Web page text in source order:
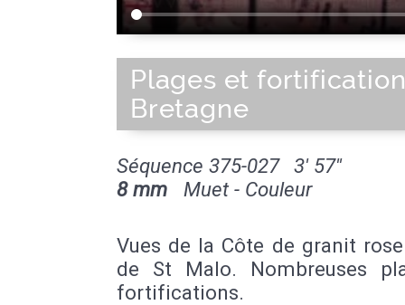
Plages et
Bretagne
Séquence 375-027
3' 57''
8 mm Muet - Couleur
Vues de la Côte de granit
de St Malo. Nombreuses
fortifications.